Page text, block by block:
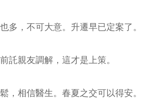
多，不可大意。升遷早已定案了。
託親友調解，這才是上策。
，相信醫生。春夏之交可以得安。